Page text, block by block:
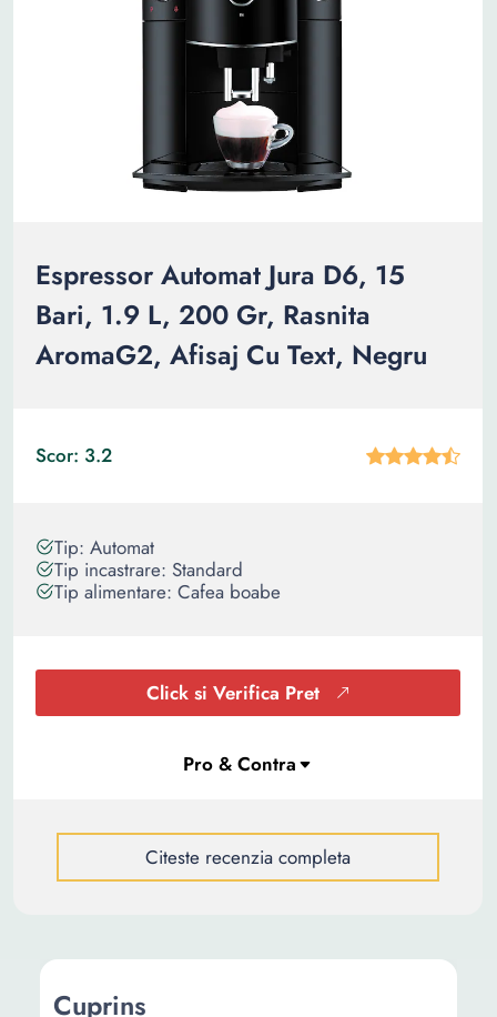
Espressor Automat Jura D6, 15
Bari, 1.9 L, 200 Gr, Rasnita
AromaG2, Afisaj Cu Text, Negru
Scor: 3.2
Tip: Automat
Tip incastrare: Standard
Tip alimentare: Cafea boabe
Click si Verifica Pret
Citeste recenzia completa
Cuprins